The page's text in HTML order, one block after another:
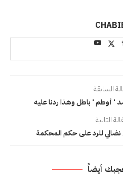
السابقة
‘ أوطم ‘ باطل وهذا ردنا عليه
التالية
نضالي للرد على حكم المحكمة
أيضاً